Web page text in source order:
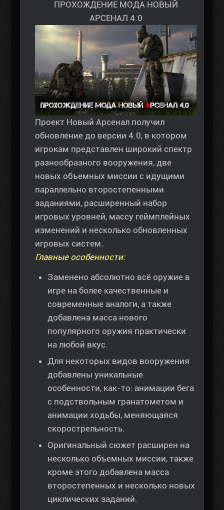
ПРОХОЖДЕНИЕ МОДА НОВЫЙ
АРСЕНАЛ 4.0
Проект Новый Арсенал получил
обновление до версии 4.0, в котором
игрокам представлен широкий спектр
разнообразного вооружения, две
новых объемных миссии с идущими
параллельно второстепенными
заданиями, расширенный набор
игровых уровней, массу геймплейных
изменений и несколько обновленных
игровых систем.
Главные особенности:
Заменено абсолютно всё оружие в
игре на более качественные и
современные аналоги, а также
добавлена масса нового
популярного оружия практически
на любой вкус.
Для некоторых видов вооружения
добавлены уникальные
особенности, как-то: анимации бега
с подствольным гранатометом и
анимации ходьбы, меняющаяся
скорострельность.
Оригинальный сюжет расширен на
несколько объемных миссии, также
кроме этого добавлена масса
второстепенных и несколько новых
циклических заданий.